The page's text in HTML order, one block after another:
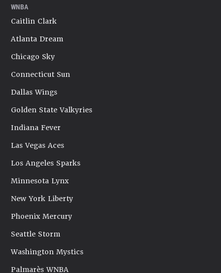
WNBA
Caitlin Clark
Atlanta Dream
Chicago Sky
Connecticut Sun
Dallas Wings
Golden State Valkyries
Indiana Fever
Las Vegas Aces
Los Angeles Sparks
Minnesota Lynx
New York Liberty
Phoenix Mercury
Seattle Storm
Washington Mystics
Palmarès WNBA